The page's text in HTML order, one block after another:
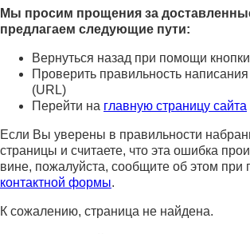
Мы просим прощения за
предлагаем следующие пути:
Вернуться назад при помощи
Проверить правильность
(URL)
Перейти на главную страницу сайта
Если Вы уверены в правильности
страницы и считаете, что эта ошибка
вине, пожалуйста, сообщите об этом при
контактной формы.
К сожалению, страница не найдена.